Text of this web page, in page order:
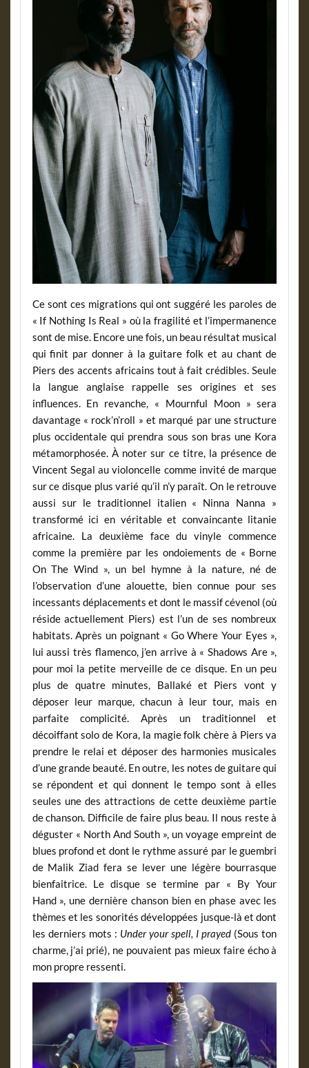
Ce sont ces migrations qui ont suggéré les paroles de
« If Nothing Is Real » où la fragilité et l’impermanence
sont de mise. Encore une fois, un beau résultat musical
qui finit par donner à la guitare folk et au chant de
Piers des accents africains tout à fait crédibles. Seule
la langue anglaise rappelle ses origines et ses
influences. En revanche, « Mournful Moon » sera
davantage « rock’n’roll » et marqué par une structure
plus occidentale qui prendra sous son bras une Kora
métamorphosée. À noter sur ce titre, la présence de
Vincent Segal au violoncelle comme invité de marque
sur ce disque plus varié qu’il n’y paraît. On le retrouve
aussi sur le traditionnel italien « Ninna Nanna »
transformé ici en véritable et convaincante litanie
africaine. La deuxième face du vinyle commence
comme la première par les ondoiements de « Borne
On The Wind », un bel hymne à la nature, né de
l’observation d’une alouette, bien connue pour ses
incessants déplacements et dont le massif cévenol (où
réside actuellement Piers) est l’un de ses nombreux
habitats. Après un poignant « Go Where Your Eyes »,
lui aussi très flamenco, j’en arrive à « Shadows Are »,
pour moi la petite merveille de ce disque. En un peu
plus de quatre minutes, Ballaké et Piers vont y
déposer leur marque, chacun à leur tour, mais en
parfaite complicité. Après un traditionnel et
décoiffant solo de Kora, la magie folk chère à Piers va
prendre le relai et déposer des harmonies musicales
d’une grande beauté. En outre, les notes de guitare qui
se répondent et qui donnent le tempo sont à elles
seules une des attractions de cette deuxième partie
de chanson. Difficile de faire plus beau. Il nous reste à
déguster « North And South », un voyage empreint de
blues profond et dont le rythme assuré par le guembri
de Malik Ziad fera se lever une légère bourrasque
bienfaitrice. Le disque se termine par « By Your
Hand », une dernière chanson bien en phase avec les
thèmes et les sonorités développées jusque-là et dont
les derniers mots : Under your spell, I prayed (Sous ton
charme, j’ai prié), ne pouvaient pas mieux faire écho à
mon propre ressenti.